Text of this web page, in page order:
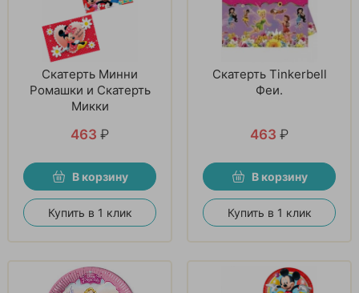
Скатерть Минни
Ромашки и Скатерть
Микки
463 ₽
В корзину
Купить в 1 клик
Скатерть Tinkerbell
Феи.
463 ₽
В корзину
Купить в 1 клик